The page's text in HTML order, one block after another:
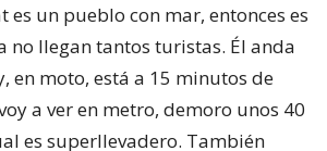
es un pueblo con mar, entonces es
no llegan tantos turistas. Él anda
en moto, está a 15 minutos de
a ver en metro, demoro unos 40
es superllevadero. También